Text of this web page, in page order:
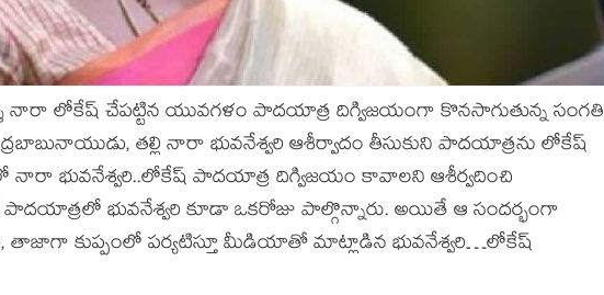
నారా లోకేష్ చేపట్టిన యువగళం పాదయాత్ర దిగ్విజయంగా కొనసాగుతున్న సంగతి
తల్లి నారా భువనేశ్వరి ఆశీర్వాదం తీసుకుని పాదయాత్రను లోకేష్
భువనేశ్వరి..లోకేష్ పాదయాత్ర దిగ్విజయం కావాలని ఆశీర్వదించి
భువనేశ్వరి కూడా ఒకరోజు పాల్గొన్నారు. అయితే ఆ సందర్భంగా
కుప్పంలో పర్యటిస్తూ మీడియాతో మాట్లాడిన భువనేశ్వరి…లోకేష్